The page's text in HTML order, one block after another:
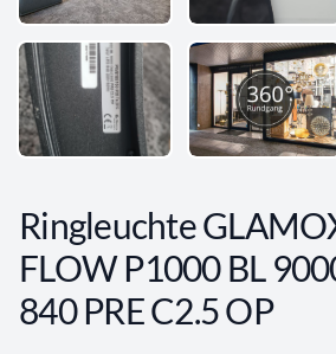
Ringleuchte
FLOW P1000 BL
840 PRE C2.5 OP